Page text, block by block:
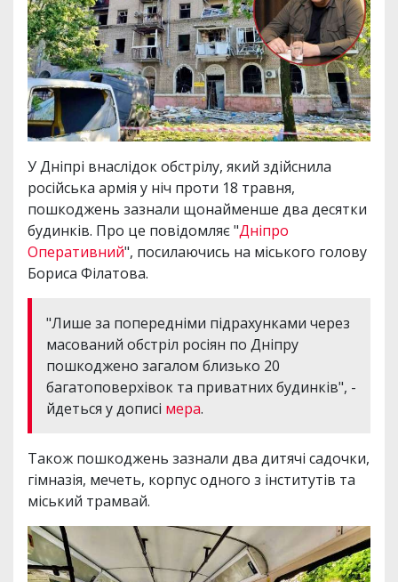
У Дніпрі внаслідок обстрілу, який здійснила
російська армія у ніч проти 18 травня,
пошкоджень зазнали щонайменше два десятки
будинків. Про це повідомляє "Дніпро
Оперативний", посилаючись на міського голову
Бориса Філатова.
"Лише за попередніми підрахунками через
масований обстріл росіян по Дніпру
пошкоджено загалом близько 20
багатоповерхівок та приватних будинків", -
йдеться у дописі мера.
Також пошкоджень зазнали два дитячі садочки,
гімназія, мечеть, корпус одного з інститутів та
міський трамвай.